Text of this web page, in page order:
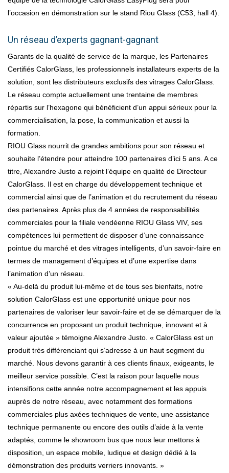
l’occasion en démonstration sur le stand Riou Glass (C53, hall 4).
Un réseau d’experts gagnant-gagnant
Garants de la qualité de service de la marque, les Partenaires
Certifiés CalorGlass, les professionnels installateurs experts de la
solution, sont les distributeurs exclusifs des vitrages CalorGlass.
Le réseau compte actuellement une trentaine de membres
répartis sur l’hexagone qui bénéficient d’un appui sérieux pour la
commercialisation, la pose, la communication et aussi la
formation.
RIOU Glass nourrit de grandes ambitions pour son réseau et
souhaite l’étendre pour atteindre 100 partenaires d’ici 5 ans. A ce
titre, Alexandre Justo a rejoint l’équipe en qualité de Directeur
CalorGlass. Il est en charge du développement technique et
commercial ainsi que de l’animation et du recrutement du réseau
des partenaires. Après plus de 4 années de responsabilités
commerciales pour la filiale vendéenne RIOU Glass VIV, ses
compétences lui permettent de disposer d’une connaissance
pointue du marché et des vitrages intelligents, d’un savoir-faire en
termes de management d’équipes et d’une expertise dans
l’animation d’un réseau.
« Au-delà du produit lui-même et de tous ses bienfaits, notre
solution CalorGlass est une opportunité unique pour nos
partenaires de valoriser leur savoir-faire et de se démarquer de la
concurrence en proposant un produit technique, innovant et à
valeur ajoutée » témoigne Alexandre Justo. « CalorGlass est un
produit très différenciant qui s’adresse à un haut segment du
marché. Nous devons garantir à ces clients finaux, exigeants, le
meilleur service possible. C’est la raison pour laquelle nous
intensifions cette année notre accompagnement et les appuis
auprès de notre réseau, avec notamment des formations
commerciales plus axées techniques de vente, une assistance
technique permanente ou encore des outils d’aide à la vente
adaptés, comme le showroom bus que nous leur mettons à
disposition, un espace mobile, ludique et design dédié à la
démonstration des produits verriers innovants. »